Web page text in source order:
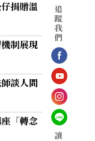
捐贈溫
制展現
談人間
「轉念
追
蹤
我
們
讀